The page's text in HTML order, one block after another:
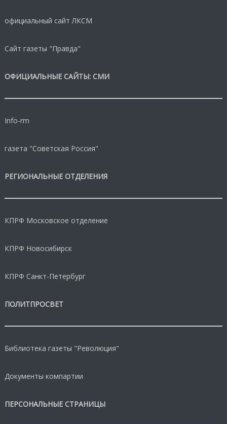
официальный сайт ЛКСМ
Сайт газеты "Правда"
ОФИЦИАЛЬНЫЕ САЙТЫ: СМИ
Info-rm
газета "Советская Россия"
РЕГИОНАЛЬНЫЕ ОТДЕЛЕНИЯ
КПРФ Московское отделение
КПРФ Новосибирск
КПРФ Санкт-Петербург
ПОЛИТПРОСВЕТ
Библиотека газеты "Революция"
Документы компартии
ПЕРСОНАЛЬНЫЕ СТРАНИЦЫ